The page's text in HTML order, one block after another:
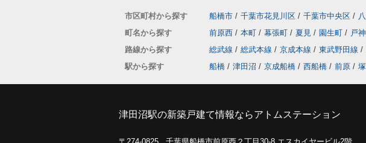
市区町村から探す 船橋市 / 千葉市花見川区 / 千葉市中央区 /
町名から探す
前原西 / 本町 / 幕張町 / 夏見 / 園生町 / 戸
路線から探す
総武線 / 総武本線 / 京成本線 / 東武野田線 /
駅から探す
船橋 / 津田沼 / 京成船橋 / 西船橋 / 前原 /
津田沼駅の新築戸建て情報ならアトムステーション